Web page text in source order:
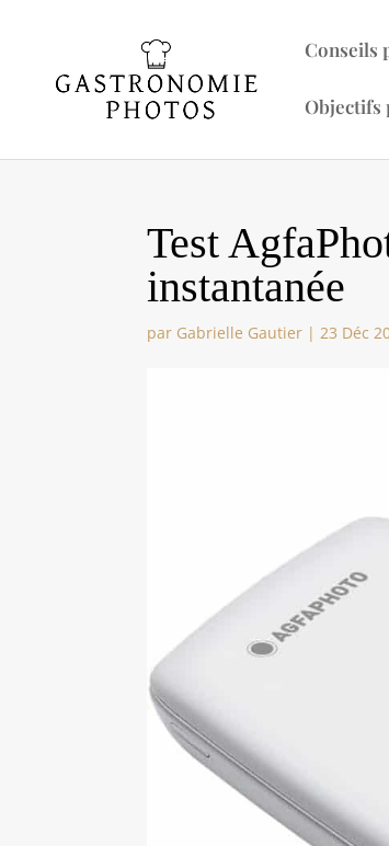
Conseils
Objectifs
Test
instantanée
par Gabrielle Gautier |23 Déc